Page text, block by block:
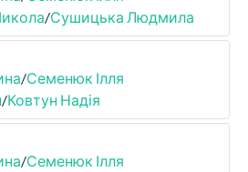
/Сушицька Людмила
/Семенюк Ілля
/Ковтун Надія
/Семенюк Ілля